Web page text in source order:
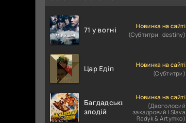
71 у вогні
Новинка на сайті
(Субтитри | destiny)
Цар Едіп
Новинка на сайті
(Субтитри)
Багдадський
злодій
Новинка на сайті
(Двоголосий
закадровий | Slava
Radyk & Artymko)